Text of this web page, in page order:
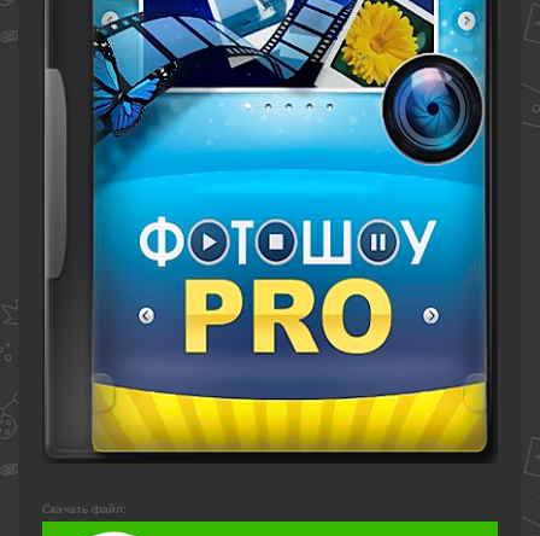
Скачать файл: